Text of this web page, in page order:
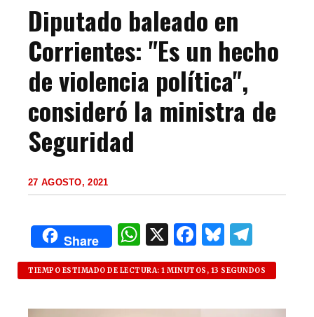
Diputado baleado en
Corrientes: "Es un hecho
de violencia política",
consideró la ministra de
Seguridad
27 AGOSTO, 2021
Share
W
h
at
s
X F
a
c
e
B
lu
es
k
el
e
g
TIEMPO ESTIMADO DE LECTURA: 1 MINUTOS, 13 SEGUNDOS